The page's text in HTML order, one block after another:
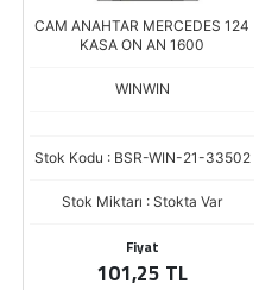
CAM ANAHTAR MERCEDES 124
KASA ON AN 1600
WINWIN
Stok Kodu : BSR-WIN-21-33502
Stok Miktarı : Stokta Var
Fiyat
101,25 TL